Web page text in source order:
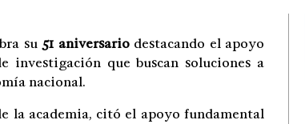
su51 aniversario destacando el apoyo
investigación que buscan soluciones a
nacional.
la academia, citó el apoyo fundamental